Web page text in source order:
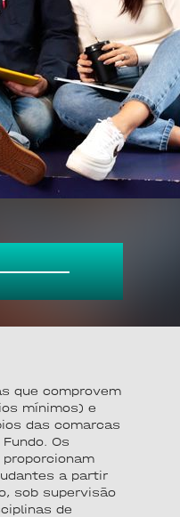
que comprovem
mínimos) e
das comarcas
Os
a partir
sob supervisão
de